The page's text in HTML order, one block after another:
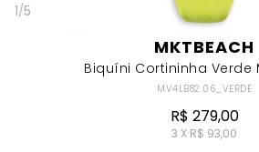
1/5
MKTBEACH
Biquíni Cortininha Verde
MV4LB82.06_VERDE
R$ 279,00
3 X R$ 93,00